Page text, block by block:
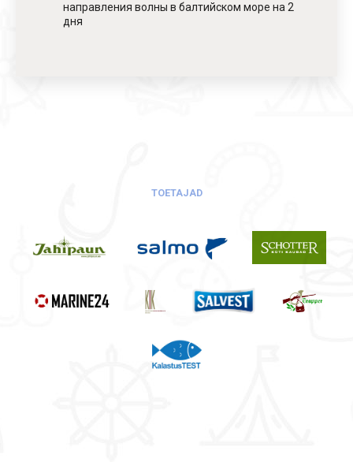
направления волны в балтийском море на 2
дня
TOETAJAD